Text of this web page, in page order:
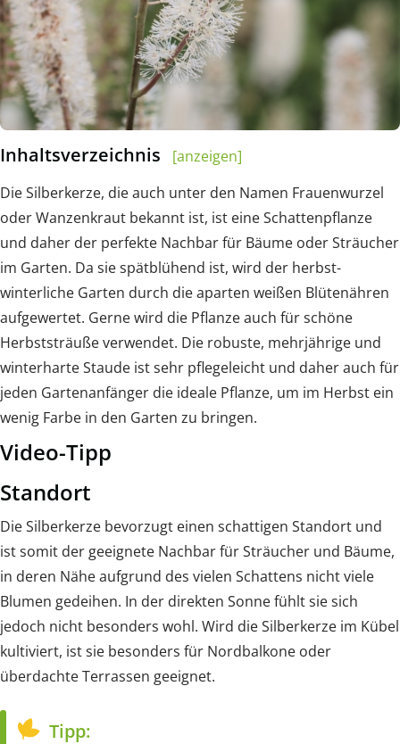
Inhaltsverzeichnis
[anzeigen]
Die Silberkerze, die auch unter den Namen Frauenwurzel
oder Wanzenkraut bekannt ist, ist eine Schattenpflanze
und daher der perfekte Nachbar für Bäume oder Sträucher
im Garten. Da sie spätblühend ist, wird der herbst-
winterliche Garten durch die aparten weißen Blütenähren
aufgewertet. Gerne wird die Pflanze auch für schöne
Herbststräuße verwendet. Die robuste, mehrjährige und
winterharte Staude ist sehr pflegeleicht und daher auch für
jeden Gartenanfänger die ideale Pflanze, um im Herbst ein
wenig Farbe in den Garten zu bringen.
Video-Tipp
Standort
Die Silberkerze bevorzugt einen schattigen Standort und
ist somit der geeignete Nachbar für Sträucher und Bäume,
in deren Nähe aufgrund des vielen Schattens nicht viele
Blumen gedeihen. In der direkten Sonne fühlt sie sich
jedoch nicht besonders wohl. Wird die Silberkerze im Kübel
kultiviert, ist sie besonders für Nordbalkone oder
überdachte Terrassen geeignet.
Tipp: